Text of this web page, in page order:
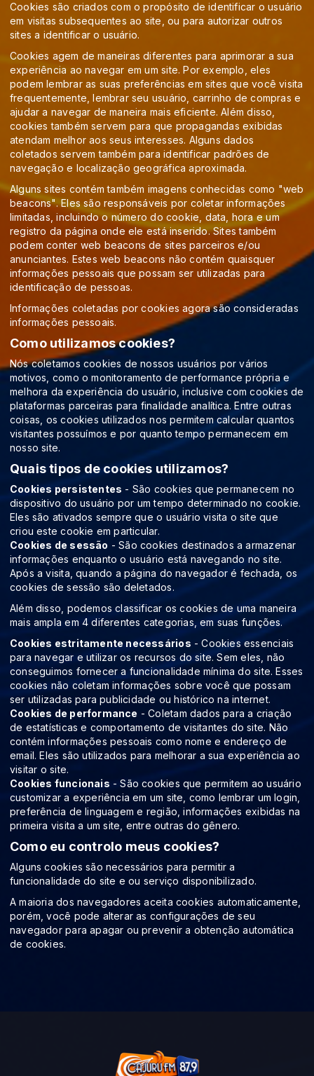
Cookies são criados com o propósito de identificar o usuário
em visitas subsequentes ao site, ou para autorizar outros
sites a identificar o usuário.
Cookies agem de maneiras diferentes para aprimorar a sua
experiência ao navegar em um site. Por exemplo, eles
podem lembrar as suas preferências em sites que você visita
frequentemente, lembrar seu usuário, carrinho de compras e
ajudar a navegar de maneira mais eficiente. Além disso,
cookies também servem para que propagandas exibidas
atendam melhor aos seus interesses. Alguns dados
coletados servem também para identificar padrões de
navegação e localização geográfica aproximada.
Alguns sites contém também imagens conhecidas como "web
beacons". Eles são responsáveis por coletar informações
limitadas, incluindo o número do cookie, data, hora e um
registro da página onde ele está inserido. Sites também
podem conter web beacons de sites parceiros e/ou
anunciantes. Estes web beacons não contém quaisquer
informações pessoais que possam ser utilizadas para
identificação de pessoas.
Informações coletadas por cookies agora são consideradas
informações pessoais.
Como utilizamos cookies?
Nós coletamos cookies de nossos usuários por vários
motivos, como o monitoramento de performance própria e
melhora da experiência do usuário, inclusive com cookies de
plataformas parceiras para finalidade analítica. Entre outras
coisas, os cookies utilizados nos permitem calcular quantos
visitantes possuímos e por quanto tempo permanecem em
nosso site.
Quais tipos de cookies utilizamos?
Cookies persistentes - São cookies que permanecem no
dispositivo do usuário por um tempo determinado no cookie.
Eles são ativados sempre que o usuário visita o site que
criou este cookie em particular.
Cookies de sessão - São cookies destinados a armazenar
informações enquanto o usuário está navegando no site.
Após a visita, quando a página do navegador é fechada, os
cookies de sessão são deletados.
Além disso, podemos classificar os cookies de uma maneira
mais ampla em 4 diferentes categorias, em suas funções.
Cookies estritamente necessários - Cookies essenciais
para navegar e utilizar os recursos do site. Sem eles, não
conseguimos fornecer a funcionalidade mínima do site. Esses
cookies não coletam informações sobre você que possam
ser utilizadas para publicidade ou histórico na internet.
Cookies de performance - Coletam dados para a criação
de estatísticas e comportamento de visitantes do site. Não
contém informações pessoais como nome e endereço de
email. Eles são utilizados para melhorar a sua experiência ao
visitar o site.
Cookies funcionais - São cookies que permitem ao usuário
customizar a experiência em um site, como lembrar um login,
preferência de linguagem e região, informações exibidas na
primeira visita a um site, entre outras do gênero.
Como eu controlo meus cookies?
Alguns cookies são necessários para permitir a
funcionalidade do site e ou serviço disponibilizado.
A maioria dos navegadores aceita cookies automaticamente,
porém, você pode alterar as configurações de seu
navegador para apagar ou prevenir a obtenção automática
de cookies.